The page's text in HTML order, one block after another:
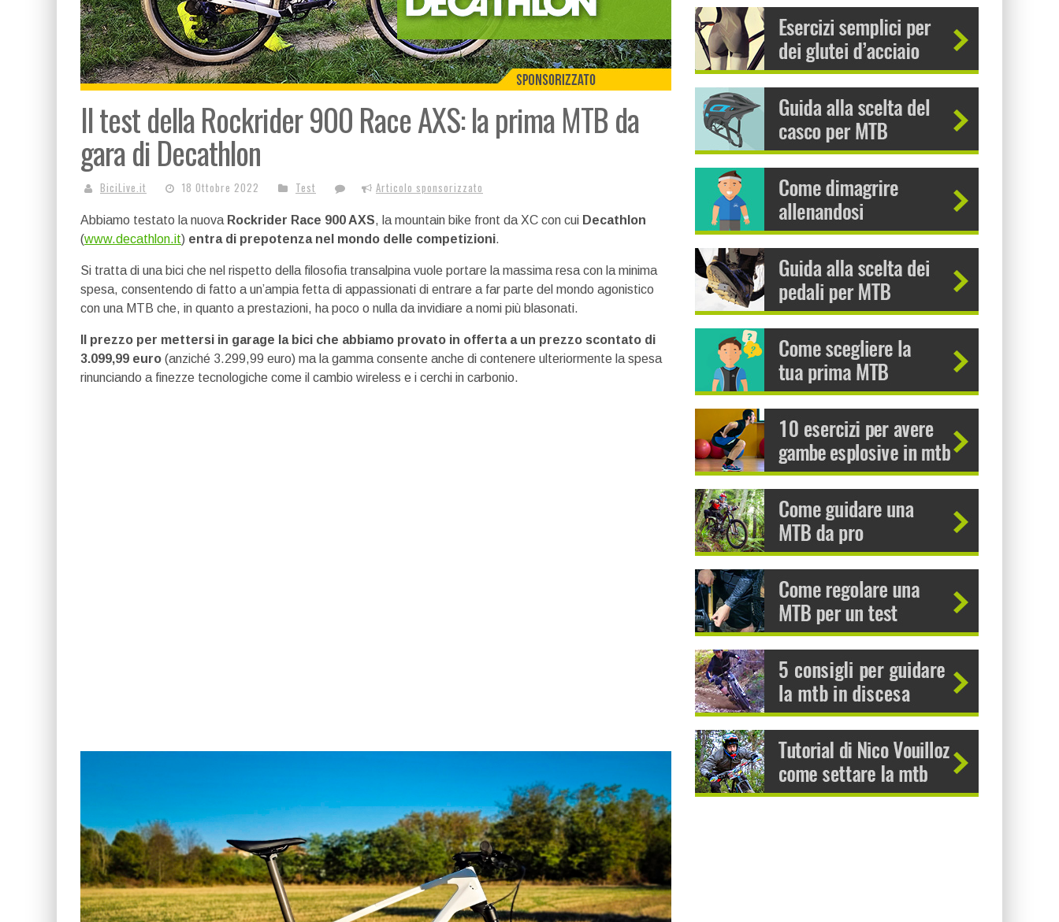
Il test della Rockrider 900 Race AXS: la prima MTB da
gara di Decathlon
BiciLive.it 18 Ottobre 2022 Test Articolo sponsorizzato
Abbiamo testato la nuova Rockrider Race 900 AXS, la mountain bike front da XC con cui Decathlon
(www.decathlon.it) entra di prepotenza nel mondo delle competizioni.
Si tratta di una bici che nel rispetto della filosofia transalpina vuole portare la massima resa con la minima
spesa, consentendo di fatto a un’ampia fetta di appassionati di entrare a far parte del mondo agonistico
con una MTB che, in quanto a prestazioni, ha poco o nulla da invidiare a nomi più blasonati.
Il prezzo per mettersi in garage la bici che abbiamo provato in offerta a un prezzo scontato di
3.099,99 euro (anziché 3.299,99 euro) ma la gamma consente anche di contenere ulteriormente la spesa
rinunciando a finezze tecnologiche come il cambio wireless e i cerchi in carbonio.